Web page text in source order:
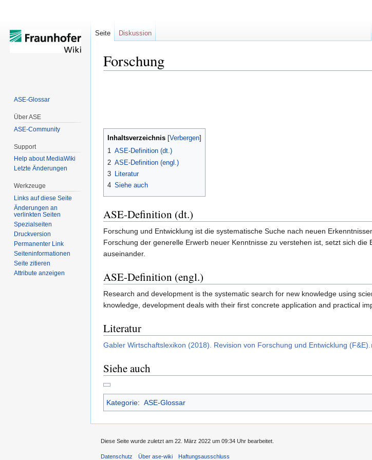
Forschung
Inhaltsverzeichnis
1 ASE-Definition (dt.)
2 ASE-Definition (engl.)
3 Literatur
4 Siehe auch
ASE-Definition (dt.)
Forschung und Entwicklung ist die systematische Suche nach neuen
Forschung der generelle Erwerb neuer Kenntnisse zu verstehen ist, setzt sich
auseinander.
ASE-Definition (engl.)
Research and development is the systematic search for new knowledge using
knowledge, development deals with their first concrete application and practical
Literatur
Gabler Wirtschaftslexikon (2018). Revision von Forschung und Entwicklung (F&E).
Siehe auch
Kategorie: ASE-Glossar
Seite Diskussion
ASE-Glossar
Über ASE
ASE-Community
Support
Help about MediaWiki
Letzte Änderungen
Werkzeuge
Links auf diese Seite
Änderungen an
verlinkten Seiten
Spezialseiten
Druckversion
Permanenter Link
Seiten­informationen
Seite zitieren
Attribute anzeigen
Diese Seite wurde zuletzt am 22. März 2022 um 09:34 Uhr bearbeitet.
Datenschutz Über ase-wiki Haftungsausschluss